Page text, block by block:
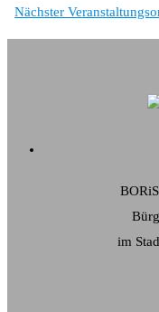
Nächster
im